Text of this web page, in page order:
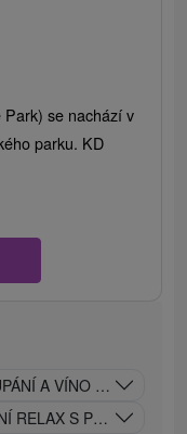
se nachází v
parku. KD
A VÍNO POD
RELAX S